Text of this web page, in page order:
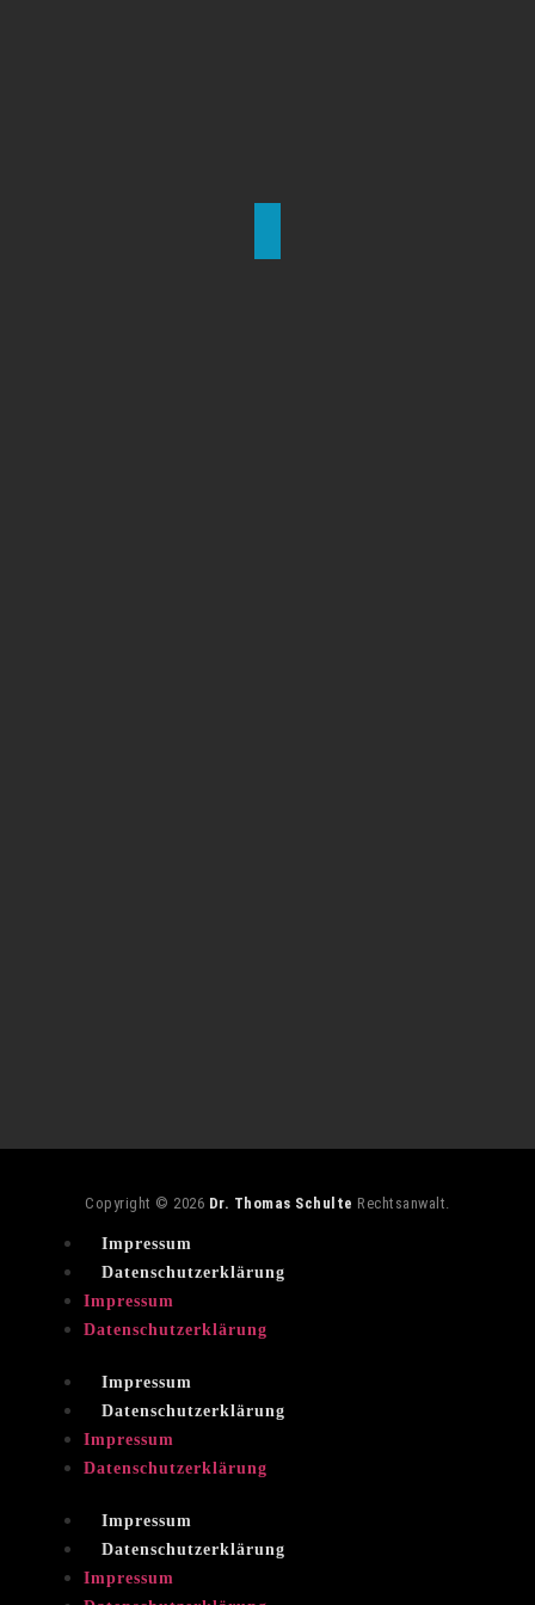
Copyright © 2026 Dr. Thomas Schulte Rechtsanwalt.
Impressum
Datenschutzerklärung
Impressum
Datenschutzerklärung
Impressum
Datenschutzerklärung
Impressum
Datenschutzerklärung
Impressum
Datenschutzerklärung
Impressum